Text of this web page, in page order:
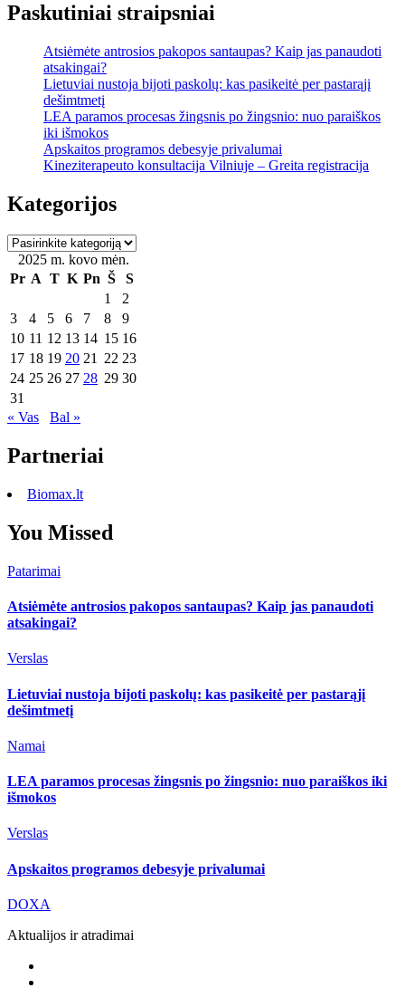
Paskutiniai straipsniai
Atsiėmėte antrosios pakopos santaupas? Kaip jas panaudoti
atsakingai?
Lietuviai nustoja bijoti paskolų: kas pasikeitė per pastarąjį
dešimtmetį
LEA paramos procesas žingsnis po žingsnio: nuo paraiškos
iki išmokos
Apskaitos programos debesyje privalumai
Kineziterapeuto konsultacija Vilniuje – Greita registracija
Kategorijos
Kategorijos
2025 m. kovo mėn.
Pr A T K Pn Š
S
1
2
3
4 5 6 7 8
9
10 11 12 13 14 15 16
17 18 19 20 21 22 23
24 25 26 27 28 29 30
31
« Vas
Bal »
Partneriai
Biomax.lt
You Missed
Patarimai
Atsiėmėte antrosios pakopos santaupas? Kaip jas panaudoti
atsakingai?
Verslas
Lietuviai nustoja bijoti paskolų: kas pasikeitė per pastarąjį
dešimtmetį
Namai
LEA paramos procesas žingsnis po žingsnio: nuo paraiškos iki
išmokos
Verslas
Apskaitos programos debesyje privalumai
DOXA
Aktualijos ir atradimai